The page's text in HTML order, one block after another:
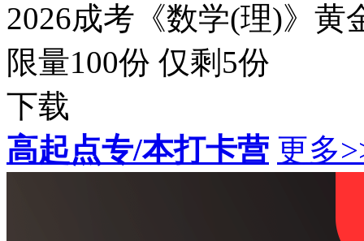
2026成考《数学(理)》黄
限量100份 仅剩 5份
下载
高起点专/本打卡营 更多